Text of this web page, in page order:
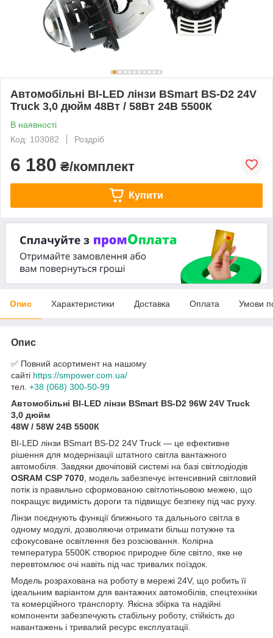
Автомобільні BI-LED лінзи ВSmart BS-D2 24V
Truck 3,0 дюйм 48Вт / 58Вт 24В 5500К
В наявності
Код: 103082
Роздріб
6 180 ₴/комплект
Купити
Опис Характеристики Доставка Оплата Умови
Опис
✅ Повний асортимент на нашому
сайті https://smpower.com.ua/
тел. +38 (068) 300-50-99
Автомобільні BI-LED лінзи ВSmart BS-D2 96W 24V Truck
3,0 дюйм
48W / 58W 24В 5500К
BI-LED лінзи BSmart BS-D2 24V Truck — це ефективне
рішення для модернізації штатного світла вантажного
автомобіля. Завдяки двочіповій системі на базі світлодіодів
OSRAM CSP 7070, модель забезпечує інтенсивний світловий
потік із правильно сформованою світлотіньовою межею, що
покращує видимість дороги та підвищує безпеку під час руху.
Лінзи поєднують функції ближнього та дальнього світла в
одному модулі, дозволяючи отримати більш потужне та
сфокусоване освітлення без розсіювання. Колірна
температура 5500K створює природне біле світло, яке не
перевтомлює очі навіть під час тривалих поїздок.
Модель розрахована на роботу в мережі 24V, що робить її
ідеальним варіантом для вантажних автомобілів, спецтехніки
та комерційного транспорту. Якісна збірка та надійні
компоненти забезпечують стабільну роботу, стійкість до
навантажень і тривалий ресурс експлуатації.